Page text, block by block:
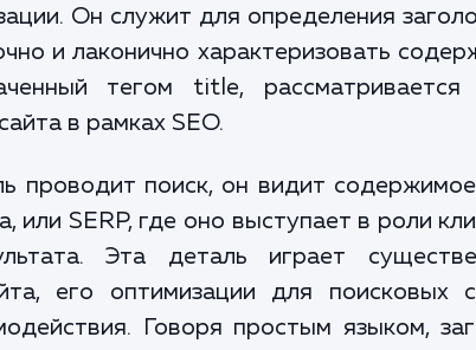
Он служит для определения
и лаконично характеризовать
тегом title,
в рамках SEO.
проводит поиск, он видит
или SERP, где оно выступает в роли
Эта деталь играет
его оптимизации для поисковых
Говоря простым языком,